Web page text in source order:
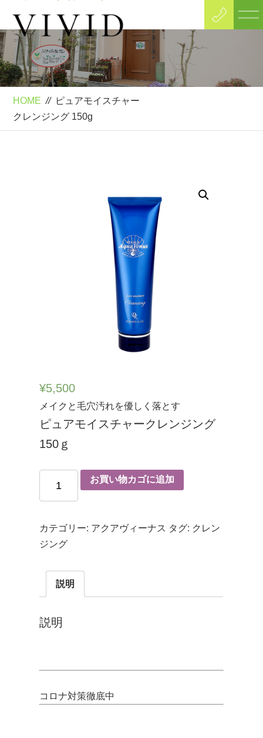
Product
ピュアモイスチャー
クレンジング 150g
HOME //
ピュアモイスチャー
クレンジング 150g
¥5,500
メイクと毛穴汚れを優しく落とす
ピュアモイスチャークレンジング
150ｇ
お買い物カゴに追加
カテゴリー: アクアヴィーナス タグ: クレン
ジング
説明
説明
コロナ対策徹底中